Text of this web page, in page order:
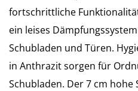
fortschrittliche
ein leises
Schubladen und Türen.
in Anthrazit sorgen für
Schubladen. Der 7 cm hohe